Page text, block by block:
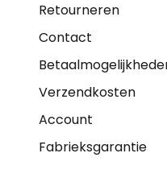
Retourneren
Contact
Verzendkosten
Account
Fabrieksgarantie